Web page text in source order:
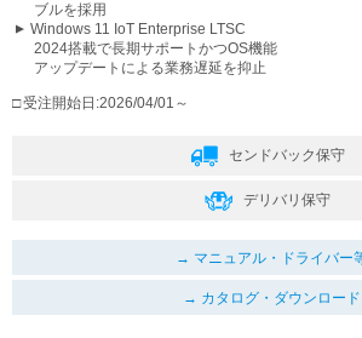
ブルを採用
Windows 11 IoT Enterprise LTSC
2024搭載で長期サポートかつOS機能
アップデートによる業務遅延を抑止
受注開始日:2026/04/01～
センドバック保守
デリバリ保守
マニュアル・ドライバー
カタログ・ダウンロード